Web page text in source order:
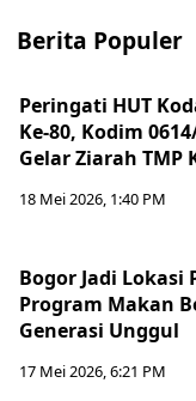
Berita Populer
Peringati HUT
Ke-80, Kodim
Gelar Ziarah TMP
18 Mei 2026, 1:40 PM
Bogor Jadi Lokasi
Program Makan
Generasi Unggul
17 Mei 2026, 6:21 PM